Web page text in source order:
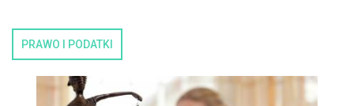
PRAWO I PODATKI